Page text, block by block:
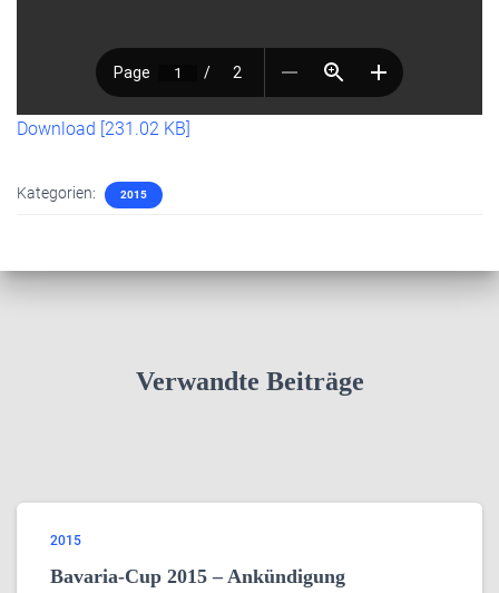
Download [231.02 KB]
Kategorien: 2015
Verwandte Beiträge
2015
Bavaria-Cup 2015 – Ankündigung